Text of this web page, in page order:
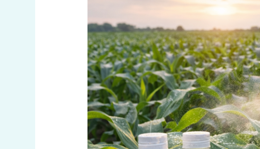
Hangi
Gübrelerle
Yapılmalı?